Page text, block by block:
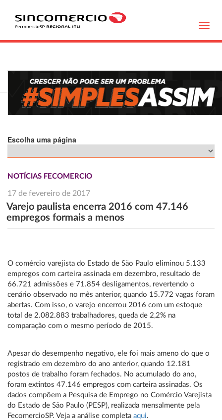
Escolha uma página
NOTÍCIAS FECOMERCIO
17 de fevereiro de 2017
Varejo paulista encerra 2016 com 47.146
empregos formais a menos
O comércio varejista do Estado de São Paulo eliminou 5.133
empregos com carteira assinada em dezembro, resultado de
66.721 admissões e 71.854 desligamentos, revertendo o
cenário observado no mês anterior, quando 15.772 vagas foram
abertas. Com isso, o varejo encerrou 2016 com um estoque
total de 2.082.883 trabalhadores, queda de 2,2% na
comparação com o mesmo período de 2015.
Apesar do desempenho negativo, ele foi mais ameno do que o
registrado em dezembro do ano anterior, quando 12.181
postos de trabalho foram fechados. No acumulado do ano,
foram extintos 47.146 empregos com carteira assinadas. Os
dados compõem a Pesquisa de Emprego no Comércio Varejista
do Estado de São Paulo (PESP), realizada mensalmente pela
FecomercioSP. Veja a análise completa aqui.